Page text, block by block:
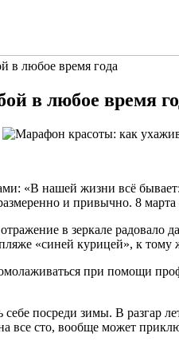
в любое время года
в любое время
«В нашей жизни всё
и привычно. 8
в зеркале радовало
«синей курицей», к
при помощи
посреди зимы. В разгар
все сто, вообще может